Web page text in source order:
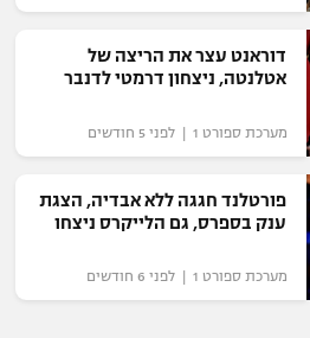
דוראנט עצר את הריצה של
אטלנטה, ניצחון דרמטי לדנבר
מערכת ספורט 1 | לפני 5 חודשים
פורטלנד חגגה ללא אבדיה, הצגת
ענק בספרס, גם הלייקרס ניצחו
מערכת ספורט 1 | לפני 6 חודשים